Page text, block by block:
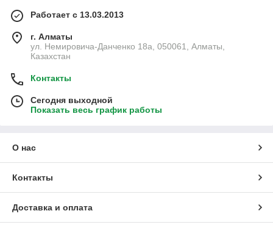
Работает с 13.03.2013
г. Алматы
ул. Немировича-Данченко 18а, 050061, Алматы,
Казахстан
Контакты
Сегодня выходной
Показать весь график работы
О нас
Контакты
Доставка и оплата